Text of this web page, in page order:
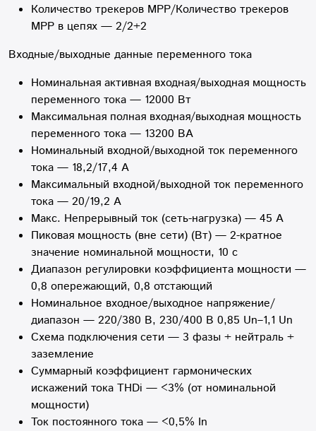
Количество трекеров MPP/Количество трекеров
MPP в цепях — 2/2+2
Входные/выходные данные переменного тока
Номинальная активная входная/выходная мощность
переменного тока — 12000 Вт
Максимальная полная входная/выходная мощность
переменного тока — 13200 ВА
Номинальный входной/выходной ток переменного
тока — 18,2/17,4 А
Максимальный входной/выходной ток переменного
тока — 20/19,2 А
Макс. Непрерывный ток (сеть-нагрузка) — 45 А
Пиковая мощность (вне сети) (Вт) — 2-кратное
значение номинальной мощности, 10 с
Диапазон регулировки коэффициента мощности —
0,8 опережающий, 0,8 отстающий
Номинальное входное/выходное напряжение/
диапазон — 220/380 В, 230/400 В 0,85 Un–1,1 Un
Схема подключения сети — 3 фазы + нейтраль +
заземление
Суммарный коэффициент гармонических
искажений тока THDi — <3% (от номинальной
мощности)
Ток постоянного тока — <0,5% In